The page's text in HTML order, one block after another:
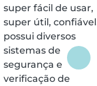
super fácil de usar,
super útil,
possui diversos
sistemas de
segurança e
verificação de